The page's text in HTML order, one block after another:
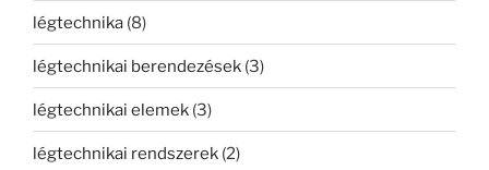
légtechnika (8)
légtechnikai berendezések (3)
légtechnikai elemek (3)
légtechnikai rendszerek (2)